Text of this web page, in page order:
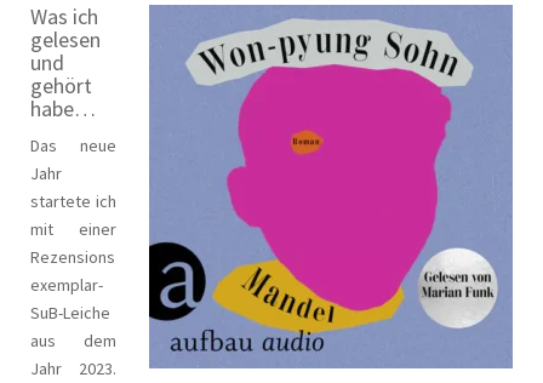
Was ich
gelesen
und
gehört
habe…
Das neue
Jahr
startete ich
mit einer
Rezensions
exemplar-
SuB-Leiche
aus dem
Jahr 2023.